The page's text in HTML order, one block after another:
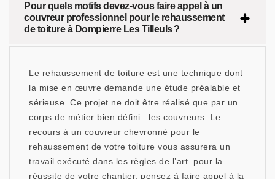
Pour quels motifs devez-vous faire appel à un
couvreur professionnel pour le rehaussement
de toiture à Dompierre Les Tilleuls ?
Le rehaussement de toiture est une technique dont
la mise en œuvre demande une étude préalable et
sérieuse. Ce projet ne doit être réalisé que par un
corps de métier bien défini : les couvreurs. Le
recours à un couvreur chevronné pour le
rehaussement de votre toiture vous assurera un
travail exécuté dans les règles de l’art. pour la
réussite de votre chantier, pensez à faire appel à la